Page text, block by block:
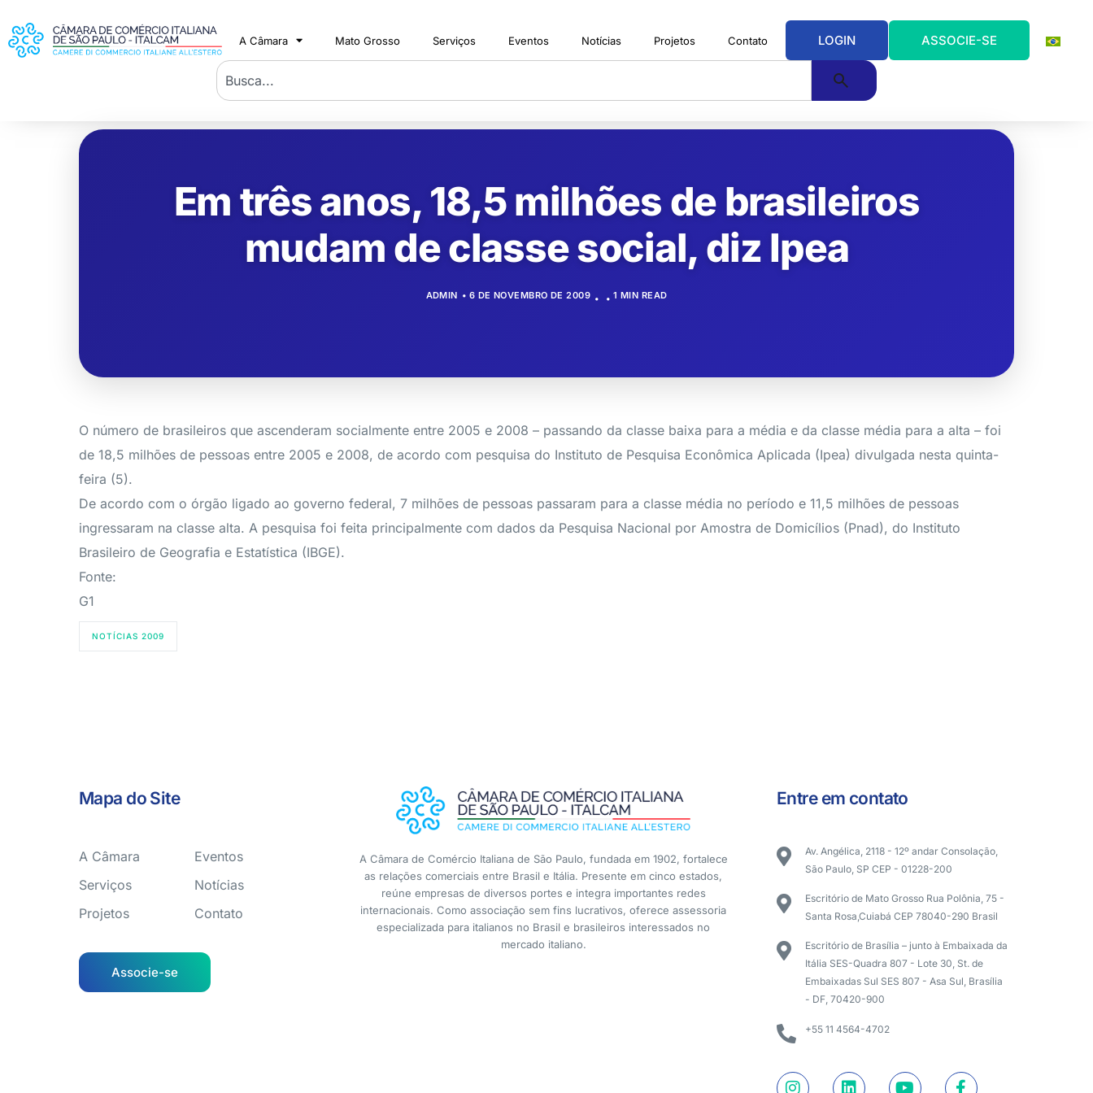
A Câmara Mato Grosso Serviços Eventos Notícias Projetos Contato LOGIN ASSOCIE-SE
Em três anos, 18,5 milhões de brasileiros
mudam de classe social, diz Ipea
ADMIN 6 DE NOVEMBRO DE 2009 1 MIN READ
O número de brasileiros que ascenderam socialmente entre 2005 e 2008 – passando da classe baixa para a média e da classe média para a alta – foi
de 18,5 milhões de pessoas entre 2005 e 2008, de acordo com pesquisa do Instituto de Pesquisa Econômica Aplicada (Ipea) divulgada nesta quinta-
feira (5).
De acordo com o órgão ligado ao governo federal, 7 milhões de pessoas passaram para a classe média no período e 11,5 milhões de pessoas
ingressaram na classe alta. A pesquisa foi feita principalmente com dados da Pesquisa Nacional por Amostra de Domicílios (Pnad), do Instituto
Brasileiro de Geografia e Estatística (IBGE).
Fonte:
G1
NOTÍCIAS 2009
Mapa do Site
A Câmara
Serviços
Projetos
Eventos
Notícias
Contato
Associe-se
A Câmara de Comércio Italiana de São Paulo, fundada em 1902, fortalece
as relações comerciais entre Brasil e Itália. Presente em cinco estados,
reúne empresas de diversos portes e integra importantes redes
internacionais. Como associação sem fins lucrativos, oferece assessoria
especializada para italianos no Brasil e brasileiros interessados no
mercado italiano.
Entre em contato
Av. Angélica, 2118 - 12º andar Consolação,
São Paulo, SP CEP - 01228-200
Escritório de Mato Grosso Rua Polônia, 75 -
Santa Rosa,Cuiabá CEP 78040-290 Brasil
Escritório de Brasília – junto à Embaixada da
Itália SES-Quadra 807 - Lote 30, St. de
Embaixadas Sul SES 807 - Asa Sul, Brasília
- DF, 70420-900
+55 11 4564-4702